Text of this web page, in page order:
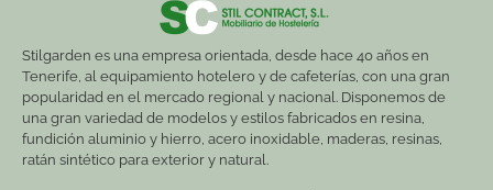
Stilgarden es una empresa orientada, desde hace 40 años en
Tenerife, al equipamiento hotelero y de cafeterías, con una gran
popularidad en el mercado regional y nacional. Disponemos de
una gran variedad de modelos y estilos fabricados en resina,
fundición aluminio y hierro, acero inoxidable, maderas, resinas,
ratán sintético para exterior y natural.